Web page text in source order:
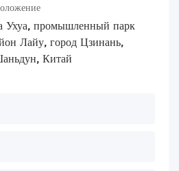
промышленный парк
Лайу, город Цзинань,
Китай